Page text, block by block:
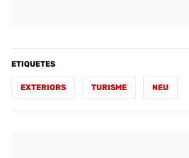
ETIQUETES
EXTERIORS TURISME NEU